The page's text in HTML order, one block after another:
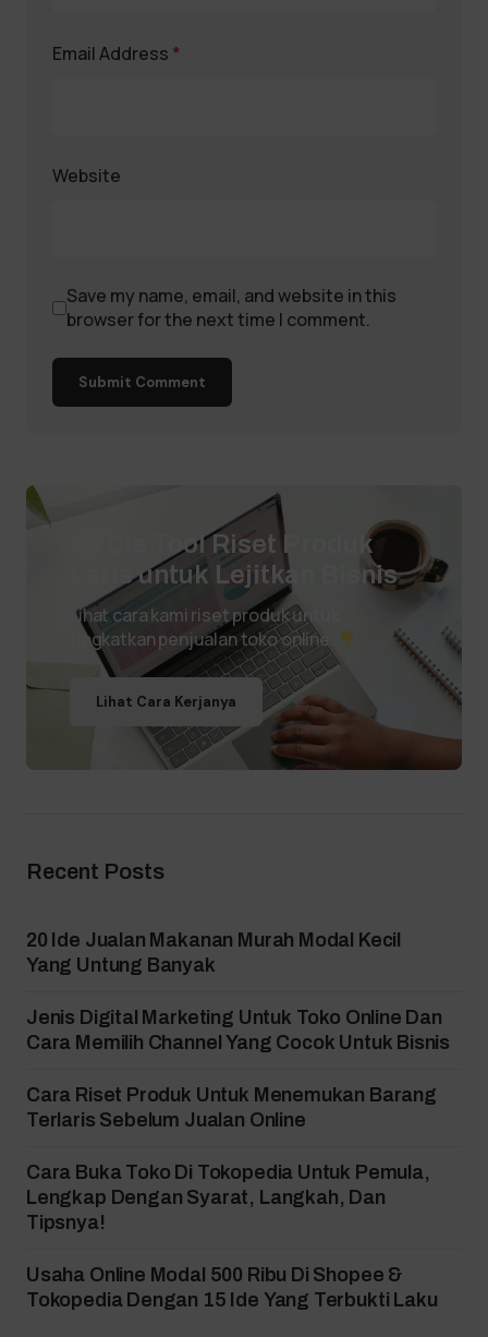
Email Address *
Website
Save my name, email, and website in this
browser for the next time I comment.
Submit Comment
Ini Dia Tool Riset Produk
Laris untuk Lejitkan Bisnis
Lihat cara kami riset produk untuk
tingkatkan penjualan toko online.
Lihat Cara Kerjanya
Recent Posts
20 Ide Jualan Makanan Murah Modal Kecil
Yang Untung Banyak
Jenis Digital Marketing Untuk Toko Online Dan
Cara Memilih Channel Yang Cocok Untuk Bisnis
Cara Riset Produk Untuk Menemukan Barang
Terlaris Sebelum Jualan Online
Cara Buka Toko Di Tokopedia Untuk Pemula,
Lengkap Dengan Syarat, Langkah, Dan
Tipsnya!
Usaha Online Modal 500 Ribu Di Shopee &
Tokopedia Dengan 15 Ide Yang Terbukti Laku